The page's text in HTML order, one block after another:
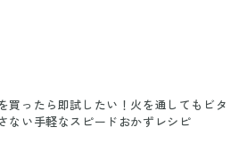
買ったら即試したい！火を通してもビタ
ない手軽なスピードおかずレシピ